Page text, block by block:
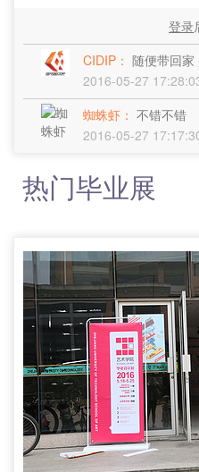
登录
CIDIP： 随便带回家
2016-05-27
蜘蛛虾： 不错不错
2016-05-27
热门毕业展